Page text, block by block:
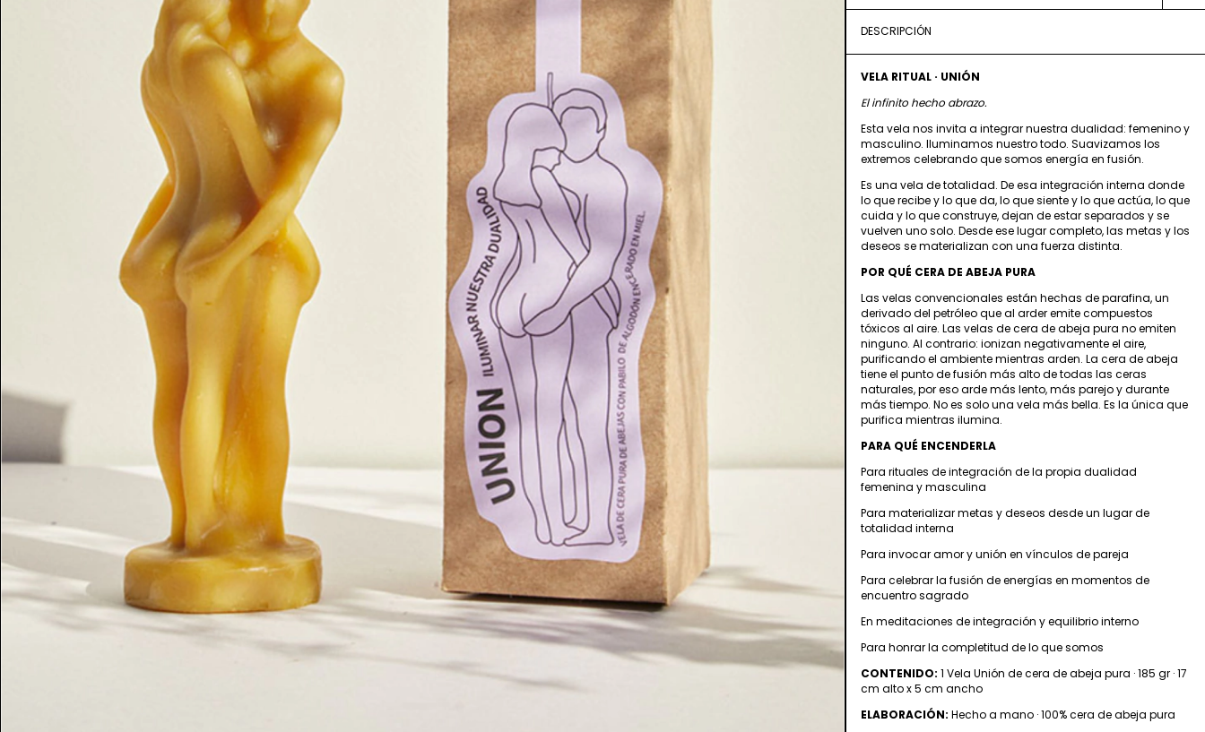
DESCRIPCIÓN
VELA RITUAL · UNIÓN
El infinito hecho abrazo.
Esta vela nos invita a integrar nuestra dualidad: femenino y
masculino. Iluminamos nuestro todo. Suavizamos los
extremos celebrando que somos energía en fusión.
Es una vela de totalidad. De esa integración interna donde
lo que recibe y lo que da, lo que siente y lo que actúa, lo que
cuida y lo que construye, dejan de estar separados y se
vuelven uno solo. Desde ese lugar completo, las metas y los
deseos se materializan con una fuerza distinta.
POR QUÉ CERA DE ABEJA PURA
Las velas convencionales están hechas de parafina, un
derivado del petróleo que al arder emite compuestos
tóxicos al aire. Las velas de cera de abeja pura no emiten
ninguno. Al contrario: ionizan negativamente el aire,
purificando el ambiente mientras arden. La cera de abeja
tiene el punto de fusión más alto de todas las ceras
naturales, por eso arde más lento, más parejo y durante
más tiempo. No es solo una vela más bella. Es la única que
purifica mientras ilumina.
PARA QUÉ ENCENDERLA
Para rituales de integración de la propia dualidad
femenina y masculina
Para materializar metas y deseos desde un lugar de
totalidad interna
Para invocar amor y unión en vínculos de pareja
Para celebrar la fusión de energías en momentos de
encuentro sagrado
En meditaciones de integración y equilibrio interno
Para honrar la completitud de lo que somos
CONTENIDO: 1 Vela Unión de cera de abeja pura · 185 gr · 17
cm alto x 5 cm ancho
ELABORACIÓN: Hecho a mano · 100% cera de abeja pura